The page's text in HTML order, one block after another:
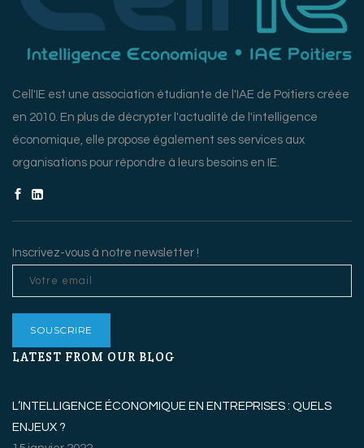
Cell'IE est une association étudiante de l'IAE de Poitiers créée
en 2010. En plus de décrypter l'actualité de l'intelligence
économique, elle propose également ses services aux
organisations pour répondre à leurs besoins en IE.
Inscrivez-vous à notre newsletter !
LATEST FROM OUR BLOG
L’INTELLIGENCE ÉCONOMIQUE EN ENTREPRISES : QUELS
ENJEUX ?